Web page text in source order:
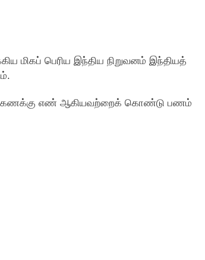
மிகப் பெரிய இந்திய நிறுவனம் இந்தியத்
கணக்கு எண் ஆகியவற்றைக் கொண்டு பணம்